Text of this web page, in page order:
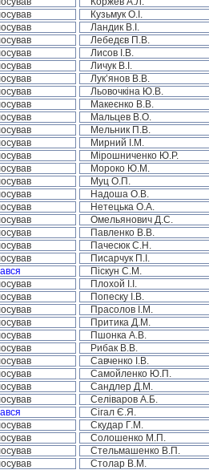
Кузьмук О.І.
Ландик В.І.
Лебедєв П.В.
Лисов І.В.
Личук В.І.
Лук’янов В.В.
Льовочкіна Ю.В.
Макеєнко В.В.
Мальцев В.О.
Мельник П.В.
Мирний І.М.
Мірошниченко Ю.Р.
Мороко Ю.М.
Муц О.П.
Надоша О.В.
Нетецька О.А.
Омельянович Д.С.
Павленко В.В.
Пачесюк С.Н.
Писарчук П.І.
Піскун С.М.
Плохой І.І.
Попеску І.В.
Прасолов І.М.
Притика Д.М.
Пшонка А.В.
Рибак В.В.
Савченко І.В.
Самойленко Ю.П.
Сандлер Д.М.
Селіваров А.Б.
Сігал Є.Я.
Скудар Г.М.
Солошенко М.П.
Стельмашенко В.П.
Столар В.М.